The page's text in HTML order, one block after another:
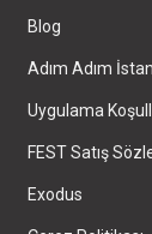
Blog
Adım Adım
Uygulama
FEST Satış
Exodus